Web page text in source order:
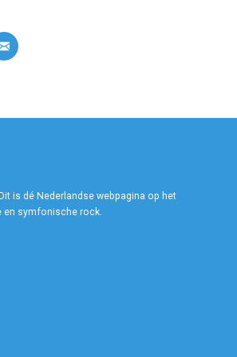
is dé Nederlandse webpagina op het
en symfonische rock.